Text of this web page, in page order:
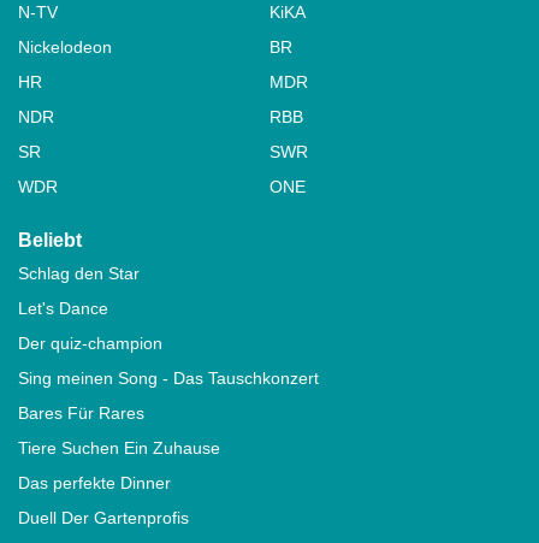
N-TV
KiKA
Nickelodeon
BR
HR
MDR
NDR
RBB
SR
SWR
WDR
ONE
Beliebt
Schlag den Star
Let's Dance
Der quiz-champion
Sing meinen Song - Das Tauschkonzert
Bares Für Rares
Tiere Suchen Ein Zuhause
Das perfekte Dinner
Duell Der Gartenprofis